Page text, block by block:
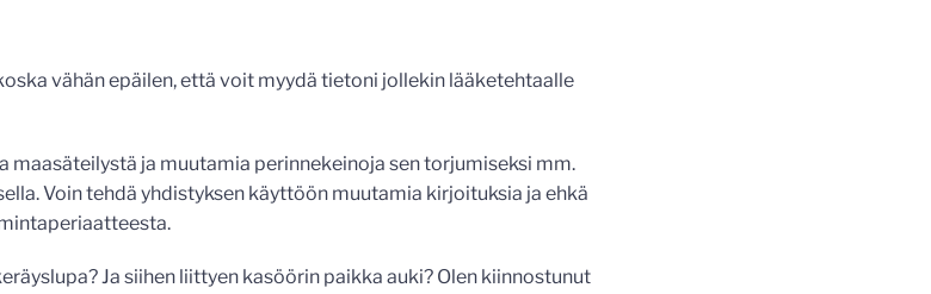
vähän epäilen, että voit myydä tietoni jollekin lääketehtaalle
maasäteilystä ja muutamia perinnekeinoja sen torjumiseksi mm.
Voin tehdä yhdistyksen käyttöön muutamia kirjoituksia ja ehkä
Ja siihen liittyen kasöörin paikka auki? Olen kiinnostunut